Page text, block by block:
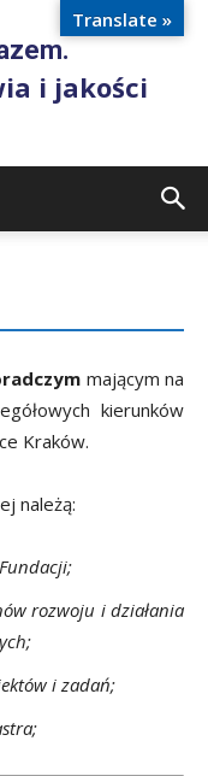
i jakości
mającym na
kierunków
Kraków.
należą:
rozwoju i działania
i zadań;
Translate »